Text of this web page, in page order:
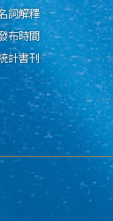
詞解釋
布時間
計書刊